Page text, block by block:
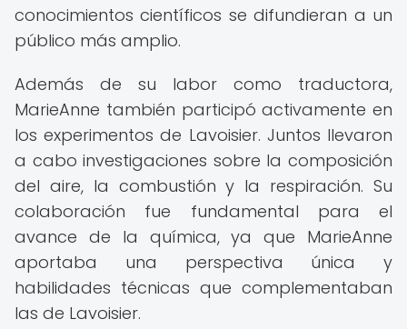
conocimientos científicos se difundieran a un
público más amplio.
Además de su labor como traductora,
MarieAnne también participó activamente en
los experimentos de Lavoisier. Juntos llevaron
a cabo investigaciones sobre la composición
del aire, la combustión y la respiración. Su
colaboración fue fundamental para el
avance de la química, ya que MarieAnne
aportaba una perspectiva única y
habilidades técnicas que complementaban
las de Lavoisier.